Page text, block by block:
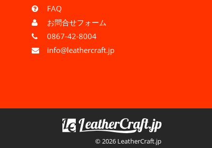
FAQ
お問合せフォーム
0867-42-8004
info@leathercraft.jp
© 2026 LeatherCraft.jp